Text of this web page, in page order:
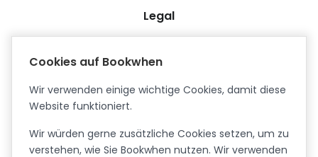
Legal
Privacy Policy
Data Processing Agreement
Certified ISO27001
Cookies auf Bookwhen
Wir verwenden einige wichtige Cookies, damit diese
Website funktioniert.
Wir würden gerne zusätzliche Cookies setzen, um zu
verstehen, wie Sie Bookwhen nutzen. Wir verwenden